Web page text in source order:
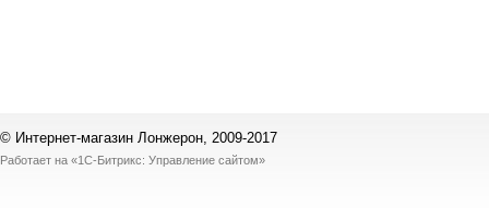
© Интернет-магазин Лонжерон, 2009-2017
Работает на «1С-Битрикс: Управление сайтом»